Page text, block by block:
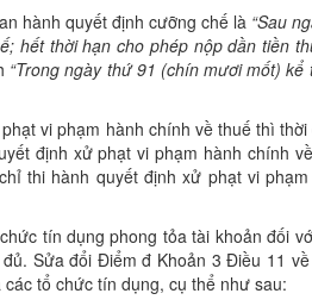
hành quyết định cưỡng chế là “Sau
hết thời hạn cho phép nộp dần tiền
“Trong ngày thứ 91 (chín mươi mốt) kể
vi phạm hành chính về thuế thì thời
định xử phạt vi phạm hành chính
thi hành quyết định xử phạt vi
tín dụng phong tỏa tài khoản đối
Sửa đổi Điểm đ Khoản 3 Điều 11
tổ chức tín dụng, cụ thể như sau: